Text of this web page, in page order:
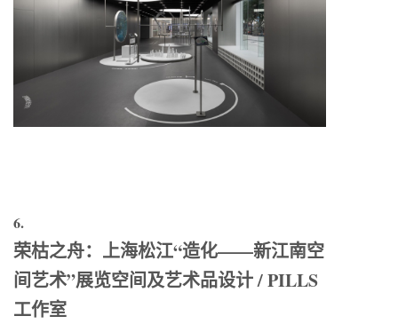
6.
荣枯之舟：上海松江“造化——新江南空
间艺术”展览空间及艺术品设计 / PILLS
工作室